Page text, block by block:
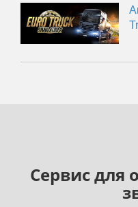
Сервис для